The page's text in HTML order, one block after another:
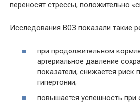
переносят стрессы, положительно
Исследования ВОЗ показали такие
при продолжительном
артериальное давление
показатели, снижается риск
гипертонии;
повышается успешность при